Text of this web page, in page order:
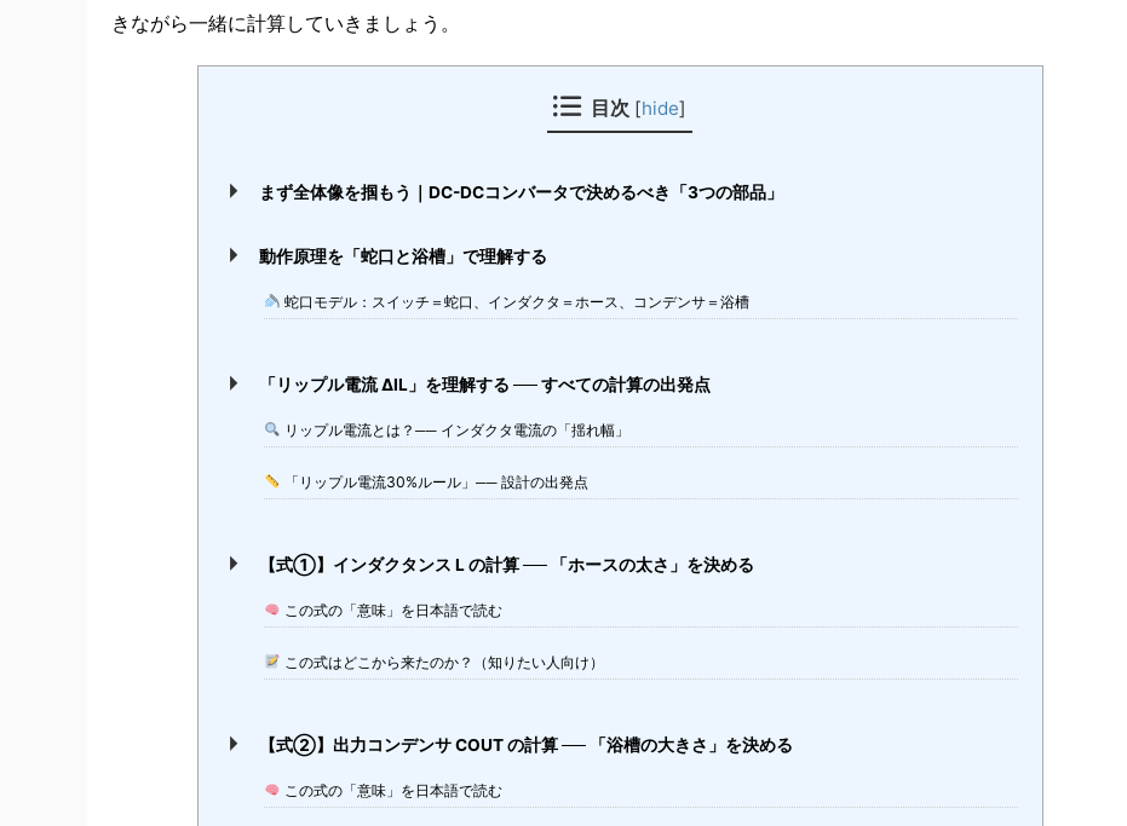
きながら一緒に計算していきましょう。
目次 [hide]
まず全体像を掴もう｜DC-DCコンバータで決めるべき「3つの部品」
動作原理を「蛇口と浴槽」で理解する
蛇口モデル：スイッチ＝蛇口、インダクタ＝ホース、コンデンサ＝浴槽
「リップル電流 ΔIL」を理解する ── すべての計算の出発点
リップル電流とは？── インダクタ電流の「揺れ幅」
「リップル電流30%ルール」── 設計の出発点
【式①】インダクタンス L の計算 ── 「ホースの太さ」を決める
この式の「意味」を日本語で読む
この式はどこから来たのか？（知りたい人向け）
【式②】出力コンデンサ COUT の計算 ── 「浴槽の大きさ」を決める
この式の「意味」を日本語で読む